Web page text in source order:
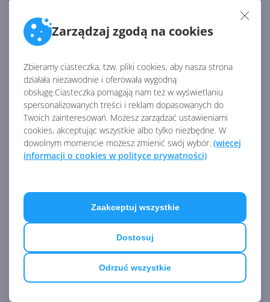
Zarządzaj zgodą na cookies
Zbieramy ciasteczka, tzw. pliki cookies, aby nasza strona
działała niezawodnie i oferowała wygodną
obsługę.Ciasteczka pomagają nam też w wyświetlaniu
spersonalizowanych treści i reklam dopasowanych do
Twoich zainteresowań. Możesz zarządzać ustawieniami
cookies, akceptując wszystkie albo tylko niezbędne. W
dowolnym momencie możesz zmienić swój wybór. (więcej
informacji o cookies w polityce prywatności)
Odrzuć wszystkie
Dostosuj
Zaakceptuj wszystkie
MSN Wiadomości
Microsoft udostępnia
powierzchnię reklamową
klientom Verizon Media
Microsoft wspiera wolne,
zróżnicowane i rzetelne
Koniec komentarzy na MSN
Wiadomości. Microsoft szuka
lepszego systemu